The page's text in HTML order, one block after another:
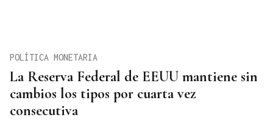
La Reserva Federal de EEUU mantiene sin
cambios los tipos por cuarta vez
consecutiva
POLÍTICA MONETARIA